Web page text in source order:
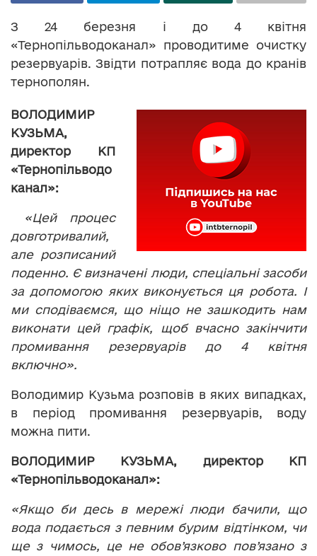
З 24 березня і до 4 квітня
«Тернопільводоканал» проводитиме очистку
резервуарів. Звідти потрапляє вода до кранів
тернополян.
ВОЛОДИМИР
КУЗЬМА,
директор КП
«Тернопільводо
канал»:
«Цей процес
довготривалий,
але розписаний
поденно. Є визначені люди, спеціальні засоби
за допомогою яких виконується ця робота. І
ми сподіваємся, що ніщо не зашкодить нам
виконати цей графік, щоб вчасно закінчити
промивання резервуарів до 4 квітня
включно».
Володимир Кузьма розповів в яких випадках,
в період промивання резервуарів, воду
можна пити.
ВОЛОДИМИР КУЗЬМА, директор КП
«Тернопільводоканал»:
«Якщо би десь в мережі люди бачили, що
вода подається з певним бурим відтінком, чи
ще з чимось, це не обов’язково пов’язано з